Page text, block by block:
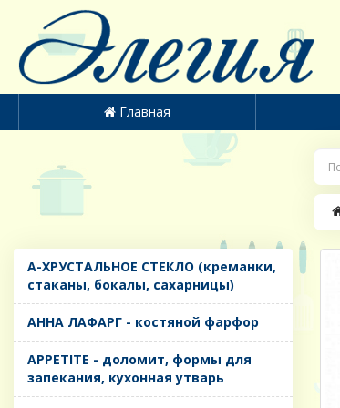
Главная
A-ХРУСТАЛЬНОЕ СТЕКЛО (креманки,
стаканы, бокалы, сахарницы)
AHHA ЛАФАРГ - костяной фарфор
APPETITE - доломит, формы для
запекания, кухонная утварь